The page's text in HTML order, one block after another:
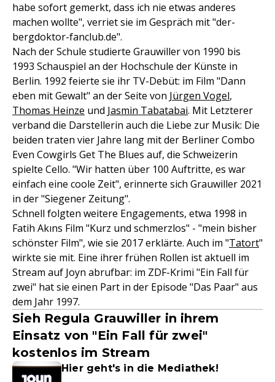
habe sofort gemerkt, dass ich nie etwas anderes
machen wollte", verriet sie im Gespräch mit "der-
bergdoktor-fanclub.de".
Nach der Schule studierte Grauwiller von 1990 bis
1993 Schauspiel an der Hochschule der Künste in
Berlin. 1992 feierte sie ihr TV-Debüt: im Film "Dann
eben mit Gewalt" an der Seite von Jürgen Vogel,
Thomas Heinze und Jasmin Tabatabai. Mit Letzterer
verband die Darstellerin auch die Liebe zur Musik: Die
beiden traten vier Jahre lang mit der Berliner Combo
Even Cowgirls Get The Blues auf, die Schweizerin
spielte Cello. "Wir hatten über 100 Auftritte, es war
einfach eine coole Zeit", erinnerte sich Grauwiller 2021
in der "Siegener Zeitung".
Schnell folgten weitere Engagements, etwa 1998 in
Fatih Akıns Film "Kurz und schmerzlos" - "mein bisher
schönster Film", wie sie 2017 erklärte. Auch im "Tatort"
wirkte sie mit. Eine ihrer frühen Rollen ist aktuell im
Stream auf Joyn abrufbar: im ZDF-Krimi "Ein Fall für
zwei" hat sie einen Part in der Episode "Das Paar" aus
dem Jahr 1997.
Sieh Regula Grauwiller in ihrem
Einsatz von "Ein Fall für zwei"
kostenlos im Stream
Hier geht's in die Mediathek!